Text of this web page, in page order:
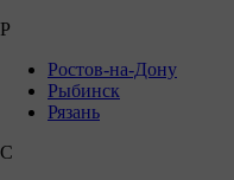
Р
Ростов-на-Дону
Рыбинск
Рязань
С